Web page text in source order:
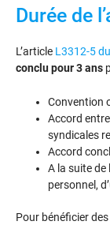
Durée de
L’article L3312-5
conclu pour 3 ans
Convention
Accord
syndicales
Accord
A la suite
personnel,
Pour bénéficier